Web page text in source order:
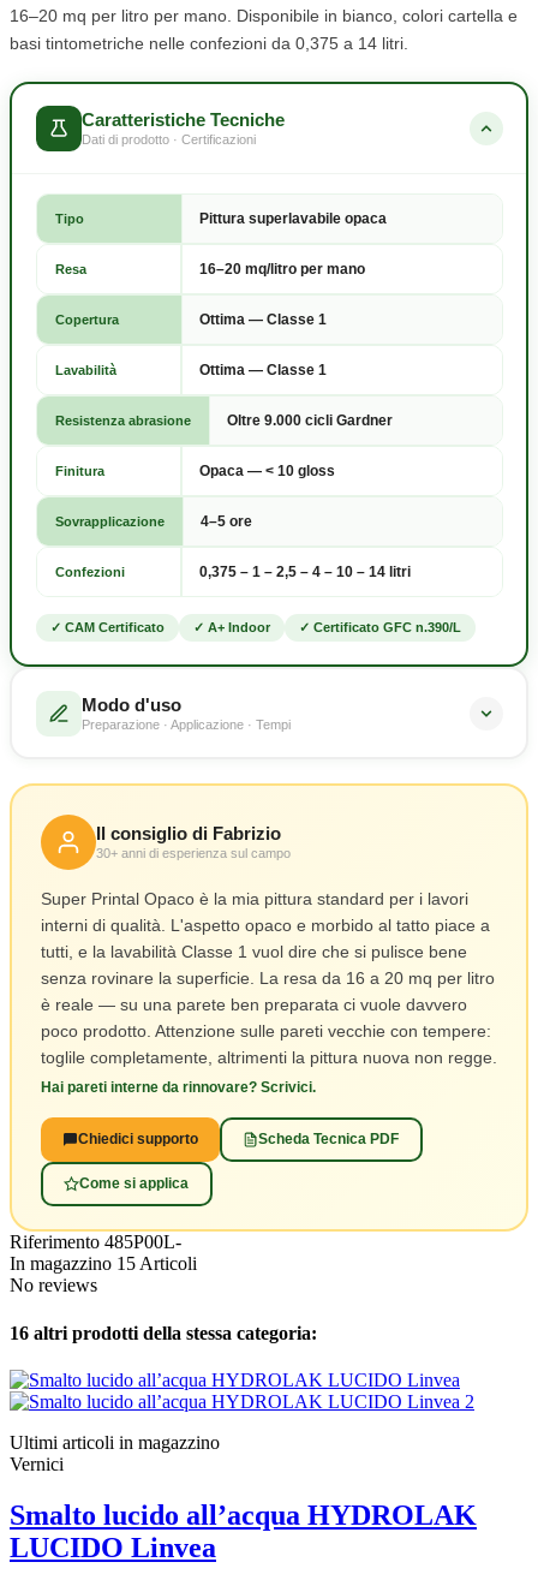
16–20 mq per litro per mano. Disponibile in bianco, colori cartella e
basi tintometriche nelle confezioni da 0,375 a 14 litri.
Caratteristiche Tecniche
Dati di prodotto · Certificazioni
Tipo Pittura superlavabile opaca
Resa 16–20 mq/litro per mano
Copertura Ottima — Classe 1
Lavabilità Ottima — Classe 1
Resistenza abrasione Oltre 9.000 cicli Gardner
Finitura Opaca — < 10 gloss
Sovrapplicazione 4–5 ore
Confezioni 0,375 – 1 – 2,5 – 4 – 10 – 14 litri
✓ CAM Certificato ✓ A+ Indoor ✓ Certificato GFC n.390/L
Modo d'uso
Preparazione · Applicazione · Tempi
Carteggia per rimuovere incoerenze. Applica una mano di
Isolante Printal diluita al 300–400% con acqua. Poi due mani
di Super Printal Opaco.
2 Muri vecchi con tempere o traspiranti
Rimuovi totalmente le vecchie pitture. Applica Isolante Printal
al 300–400%. Poi due mani di Super Printal Opaco.
Muri vecchi con pitture lavabili
Carteggia rimuovendo le parti non aderenti. Smacchia le
stuccature con Isolante Printal al 300–400%. Poi due mani di
Super Printal Opaco.
4 Diluisci e applica
Prima mano: 60–70% con acqua (Base P). Seconda mano:
45–60%. Per basi D ed ED: 35–45% e 25–35%.
⏱ Sovrapplicazione: 4–5 ore
Il consiglio di Fabrizio
30+ anni di esperienza sul campo
Super Printal Opaco è la mia pittura standard per i lavori
interni di qualità. L'aspetto opaco e morbido al tatto piace a
tutti, e la lavabilità Classe 1 vuol dire che si pulisce bene
senza rovinare la superficie. La resa da 16 a 20 mq per litro
è reale — su una parete ben preparata ci vuole davvero
poco prodotto. Attenzione sulle pareti vecchie con tempere:
toglile completamente, altrimenti la pittura nuova non regge.
Hai pareti interne da rinnovare? Scrivici.
Chiedici supporto Scheda Tecnica PDF
Come si applica
Riferimento 485P00L-
In magazzino 15 Articoli
No reviews
16 altri prodotti della stessa categoria:
Ultimi articoli in magazzino
Vernici
Smalto lucido all’acqua HYDROLAK
LUCIDO Linvea